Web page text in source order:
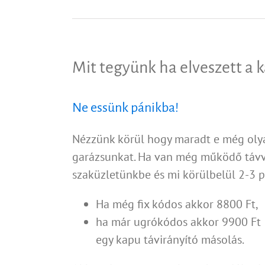
Mit tegyünk ha elveszett a
Ne essünk pánikba!
Nézzünk körül hogy maradt e még
garázsunkat. Ha van még működő
szaküzletünkbe és mi körülbelül 2-3
Ha még fix kódos akkor 8800 Ft,
ha már ugrókódos akkor 9900 Ft
egy kapu távirányító másolás.